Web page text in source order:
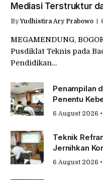
Mediasi Terstruktur
By Yudhistira Ary Prabowo
MEGAMENDUNG,
Pusdiklat Teknis pada
Pendidikan…
Penampilan
Penentu
6 August 2026
Teknik
Jernihkan
6 August 2026